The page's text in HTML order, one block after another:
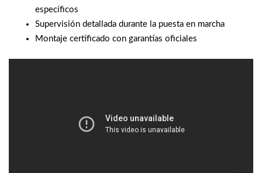
específicos
Supervisión detallada durante la puesta en marcha
Montaje certificado con garantías oficiales